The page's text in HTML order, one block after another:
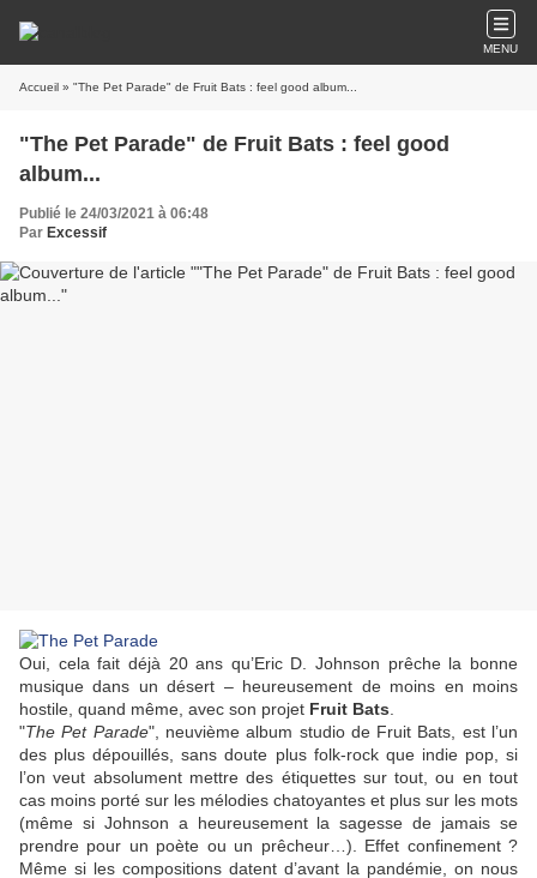
MENU
Accueil » "The Pet Parade" de Fruit Bats : feel good album...
"The Pet Parade" de Fruit Bats : feel good
album...
Publié le 24/03/2021 à 06:48
Par Excessif
Oui, cela fait déjà 20 ans qu’Eric D. Johnson prêche la bonne
musique dans un désert – heureusement de moins en moins
hostile, quand même, avec son projet Fruit Bats
"The Pet Parade", neuvième album studio de Fruit Bats , est l’un
des plus dépouillés, sans doute plus folk-rock que indie pop, si
l’on veut absolument mettre des étiquettes sur tout, ou en tout
cas moins porté sur les mélodies chatoyantes et plus sur les mots
(même si Johnson a heureusement la sagesse de jamais se
prendre pour un poète ou un prêcheur…). Effet confinement ?
Même si les compositions datent d’avant la pandémie, on nous